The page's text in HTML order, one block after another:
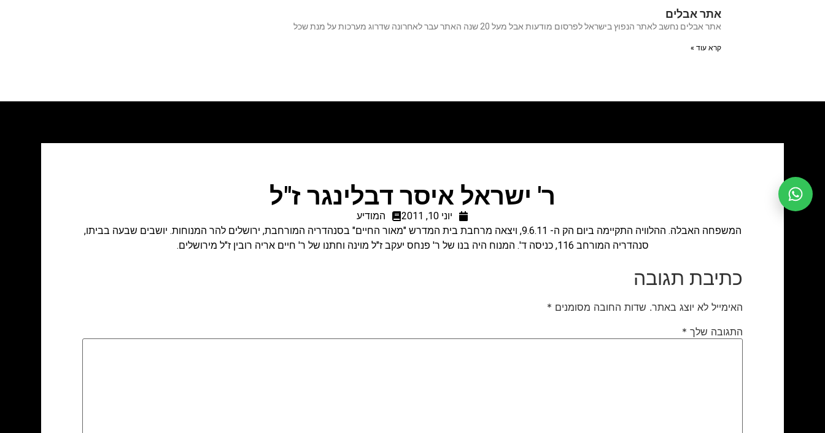
אתר אבלים
אתר אבלים נחשב לאתר הנפוץ בישראל לפרסום מודעות אבל מעל 20 שנה האתר עבר לאחרונה שדרוג מערכות על מנת שכל
קרא עוד »
ר' ישראל איסר דבלינגר ז"ל
יוני 10, 2011
המודיע
המשפחה האבלה. ההלוויה התקיימה ביום הק ה- 9.6.11, ויצאה מרחבת בית המדרש "מאור החיים" בסנהדריה המורחבת, ירושלים להר המנוחות. יושבים שבעה בביתו,
סנהדריה המורחב 116, כניסה ד'. המנוח היה בנו של ר' פנחס יעקב ז"ל מוינה וחתנו של ר' חיים אריה רובין ז"ל מירושלים.
כתיבת תגובה
האימייל לא יוצג באתר. שדות החובה מסומנים *
התגובה שלך *